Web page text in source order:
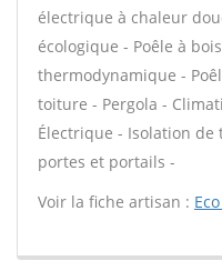
électrique à chaleur
écologique - Poêle à
thermodynamique -
toiture - Pergola -
Électrique - Isolation
portes et portails -
Voir la fiche artisan :